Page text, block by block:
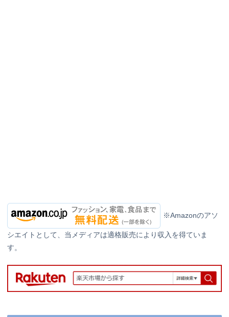
※Amazonのアソ
シエイトとして、当メディアは適格販売により収入を得ていま
す。